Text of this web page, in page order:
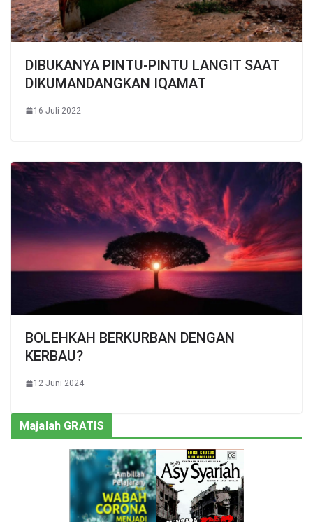
DIBUKANYA PINTU-PINTU LANGIT SAAT
DIKUMANDANGKAN IQAMAT
16 Juli 2022
BOLEHKAH BERKURBAN DENGAN
KERBAU?
12 Juni 2024
Majalah GRATIS